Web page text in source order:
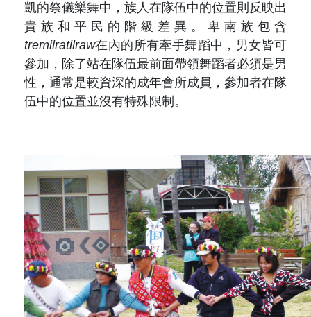
凱的祭儀樂舞中，族人在隊伍中的位置則反映出
貴族和平民的階級差異。卑南族包含
tremilratilraw在內的所有牽手舞蹈中，男女皆可
參加，除了站在隊伍最前面帶領舞蹈者必須是男
性，通常是較資深的成年會所成員，參加者在隊
伍中的位置並沒有特殊限制。